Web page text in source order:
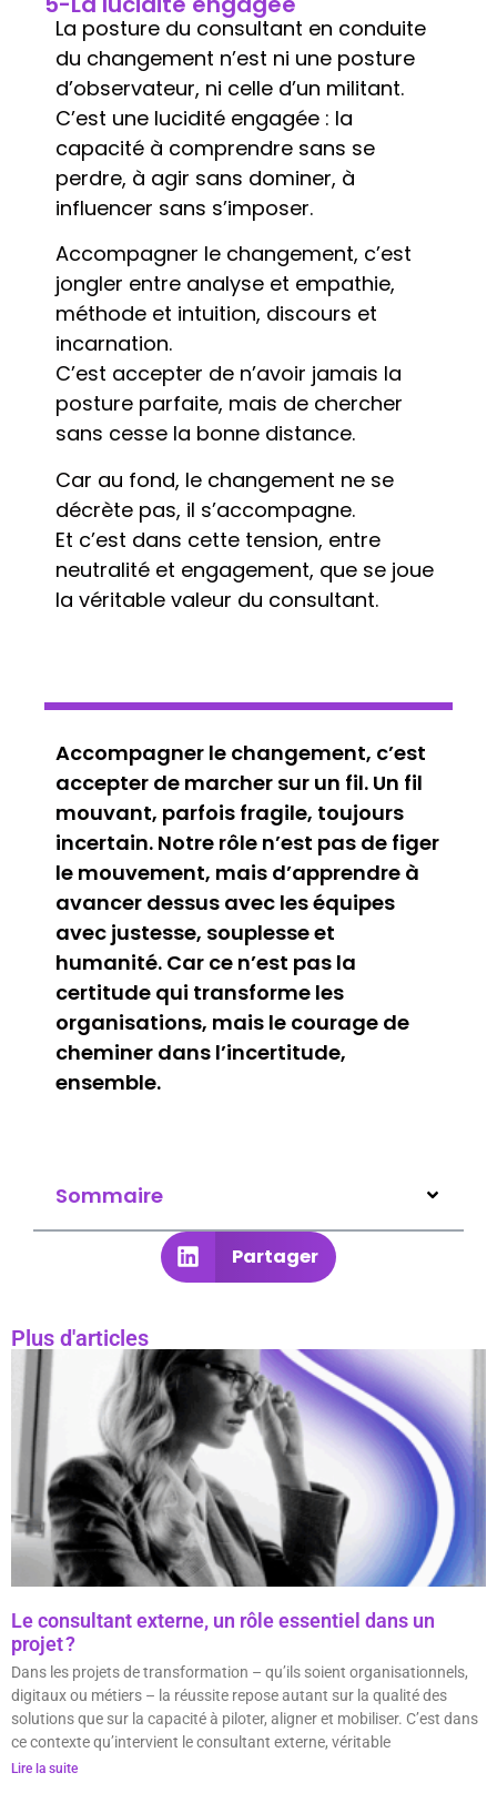
La posture du consultant en conduite
du changement n’est ni une posture
d’observateur, ni celle d’un militant.
C’est une lucidité engagée : la
capacité à comprendre sans se
perdre, à agir sans dominer, à
influencer sans s’imposer.
Accompagner le changement, c’est
jongler entre analyse et empathie,
méthode et intuition, discours et
incarnation.
C’est accepter de n’avoir jamais la
posture parfaite, mais de chercher
sans cesse la bonne distance.
Car au fond, le changement ne se
décrète pas, il s’accompagne.
Et c’est dans cette tension, entre
neutralité et engagement, que se joue
la véritable valeur du consultant.
Accompagner le changement, c’est
accepter de marcher sur un fil. Un fil
mouvant, parfois fragile, toujours
incertain. Notre rôle n’est pas de figer
le mouvement, mais d’apprendre à
avancer dessus avec les équipes
avec justesse, souplesse et
humanité. Car ce n’est pas la
certitude qui transforme les
organisations, mais le courage de
cheminer dans l’incertitude,
ensemble.
Sommaire
Partager
Plus d'articles
Le consultant externe, un rôle essentiel dans un
projet ?
Dans les projets de transformation – qu’ils soient organisationnels,
digitaux ou métiers – la réussite repose autant sur la qualité des
solutions que sur la capacité à piloter, aligner et mobiliser. C’est dans
ce contexte qu’intervient le consultant externe, véritable
Lire la suite